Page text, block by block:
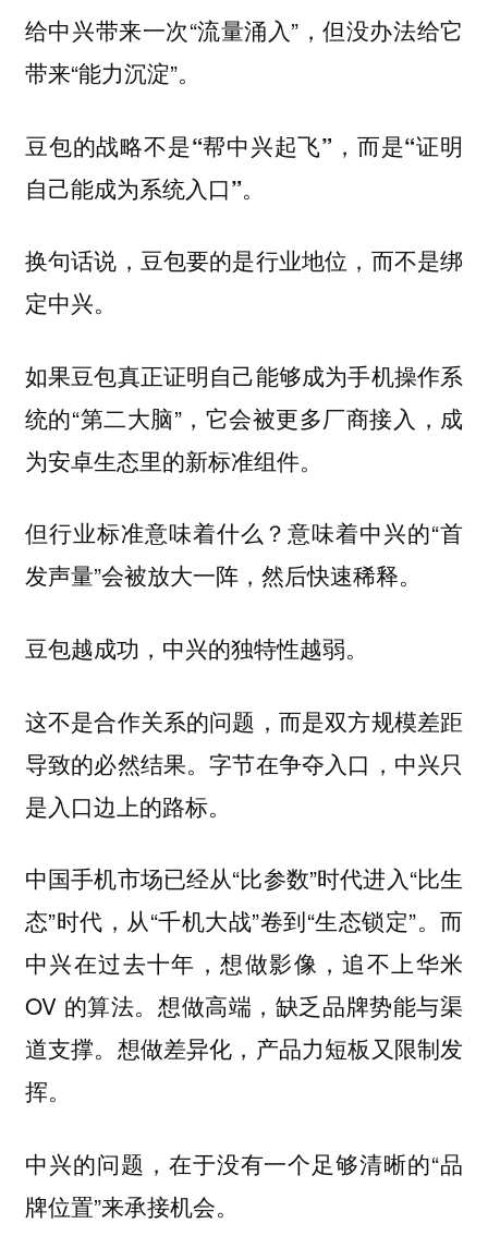
给中兴带来一次“流量涌入”，但没办法给它
带来“能力沉淀”。
豆包的战略不是“帮中兴起飞”，而是“证明
自己能成为系统入口”。
换句话说，豆包要的是行业地位，而不是绑
定中兴。
如果豆包真正证明自己能够成为手机操作系
统的“第二大脑”，它会被更多厂商接入，成
为安卓生态里的新标准组件。
但行业标准意味着什么？意味着中兴的“首
发声量”会被放大一阵，然后快速稀释。
豆包越成功，中兴的独特性越弱。
这不是合作关系的问题，而是双方规模差距
导致的必然结果。字节在争夺入口，中兴只
是入口边上的路标。
中国手机市场已经从“比参数”时代进入“比生
态”时代，从“千机大战”卷到“生态锁定”。而
中兴在过去十年，想做影像，追不上华米
OV 的算法。想做高端，缺乏品牌势能与渠
道支撑。想做差异化，产品力短板又限制发
挥。
中兴的问题，在于没有一个足够清晰的“品
牌位置”来承接机会。